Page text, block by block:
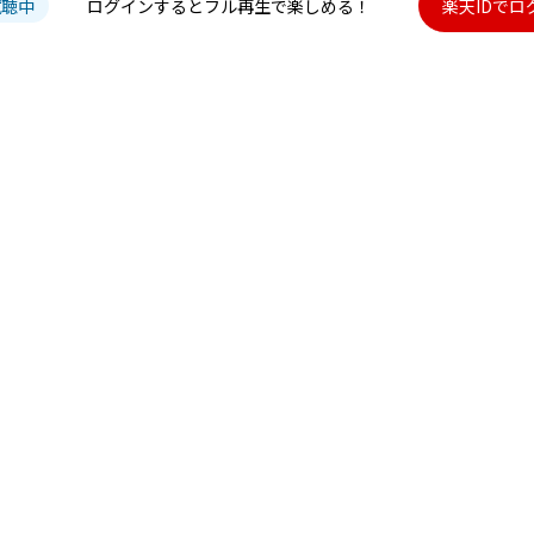
中 ログインするとフル再生で楽しめる！ 楽天IDでロ